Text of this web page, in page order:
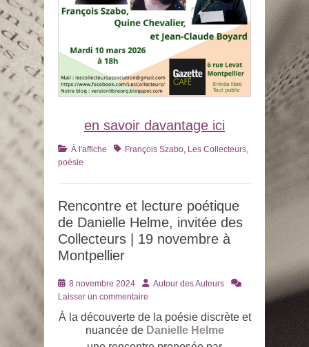
en savoir davantage ici
Catégories
À l'affiche TagsFrançois Szabo Les Collecteurs
poésie
Rencontre et lecture poétique
de Danielle Helme, invitée des
Collecteurs | 19 novembre à
Montpellier
Posté
le
8 novembre 2024 AuteurAutour des Auteurs
Laisser un commentaire
À la découverte de la poésie discrète et
nuancée de Danielle Helme